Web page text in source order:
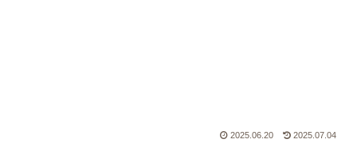
2025.06.20 2025.07.04